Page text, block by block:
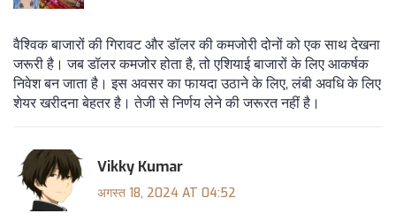
वैश्विक बाजारों की गिरावट और डॉलर की कमजोरी दोनों को एक साथ देखना
जरूरी है। जब डॉलर कमजोर होता है, तो एशियाई बाजारों के लिए आकर्षक
निवेश बन जाता है। इस अवसर का फायदा उठाने के लिए, लंबी अवधि के लिए
शेयर खरीदना बेहतर है। तेजी से निर्णय लेने की जरूरत नहीं है।
Vikky Kumar
अगस्त 18, 2024 AT 04:52